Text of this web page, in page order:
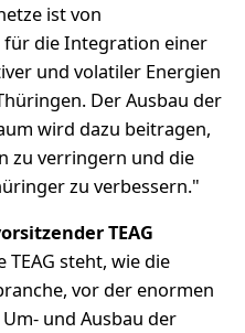
ist von
die Integration einer
und volatiler Energien
Der Ausbau der
wird dazu beitragen,
zu verringern und die
zu verbessern."
TEAG
TEAG steht, wie die
vor der enormen
und Ausbau der